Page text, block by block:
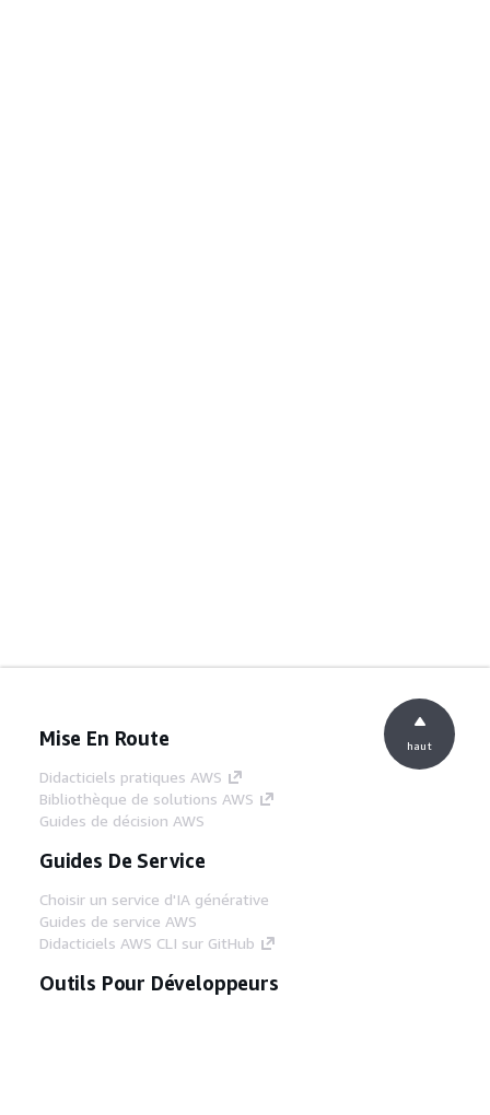
Mise En Route
Didacticiels pratiques AWS
Bibliothèque de solutions AWS
Guides de décision AWS
Guides De Service
Choisir un service d'IA générative
Guides de service AWS
Didacticiels AWS CLI sur GitHub
Outils Pour Développeurs
haut